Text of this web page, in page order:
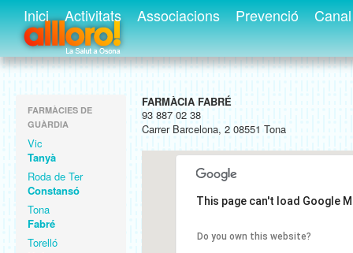
Inici Activitats Associacions Prevenció
FARMÀCIES DE
GUÀRDIA
Vic
Tanyà
Roda de Ter
Constansó
Tona
Fabré
Torelló
FARMÀCIA FABRÉ
93 887 02 38
Carrer Barcelona, 2 08551 Tona
This page can't load Google
Do you own this website?